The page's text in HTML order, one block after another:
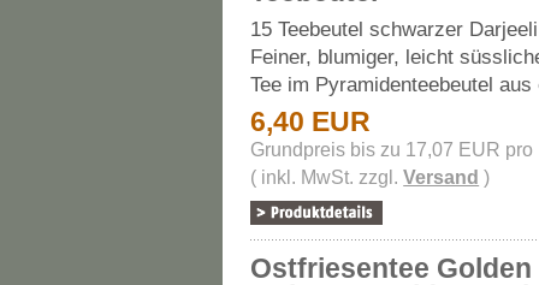
15 Teebeutel schwarzer
Feiner, blumiger, leicht
Tee im Pyramidenteebeutel
6,40 EUR
Grundpreis bis zu 17,07 EUR pro
( inkl. MwSt. zzgl.Versand )
Ostfriesentee Golden